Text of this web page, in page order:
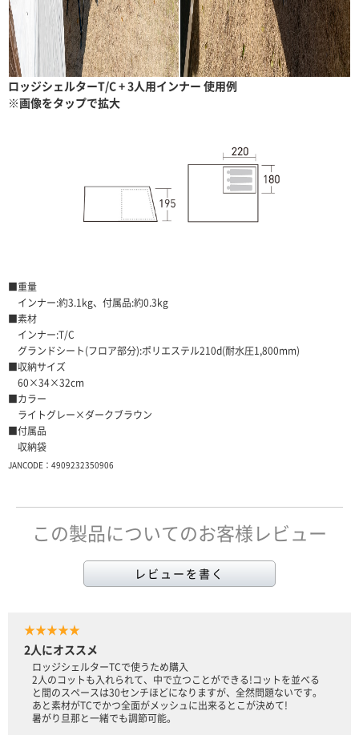
ロッジシェルターT/C + 3人用インナー 使用例
※画像をタップで拡大
■重量
インナー:約3.1kg、付属品:約0.3kg
■素材
インナー:T/C
グランドシート(フロア部分):ポリエステル210d(耐水圧1,800mm)
■収納サイズ
60×34×32cm
■カラー
ライトグレー×ダークブラウン
■付属品
収納袋
JANCODE：4909232350906
この製品についてのお客様レビュー
レビューを書く
★★★★★
2人にオススメ
ロッジシェルターTCで使うため購入
2人のコットも入れられて、中で立つことができる!コットを並べる
と間のスペースは30センチほどになりますが、全然問題ないです。
あと素材がTCでかつ全面がメッシュに出来るとこが決めて!
暑がり旦那と一緒でも調節可能。